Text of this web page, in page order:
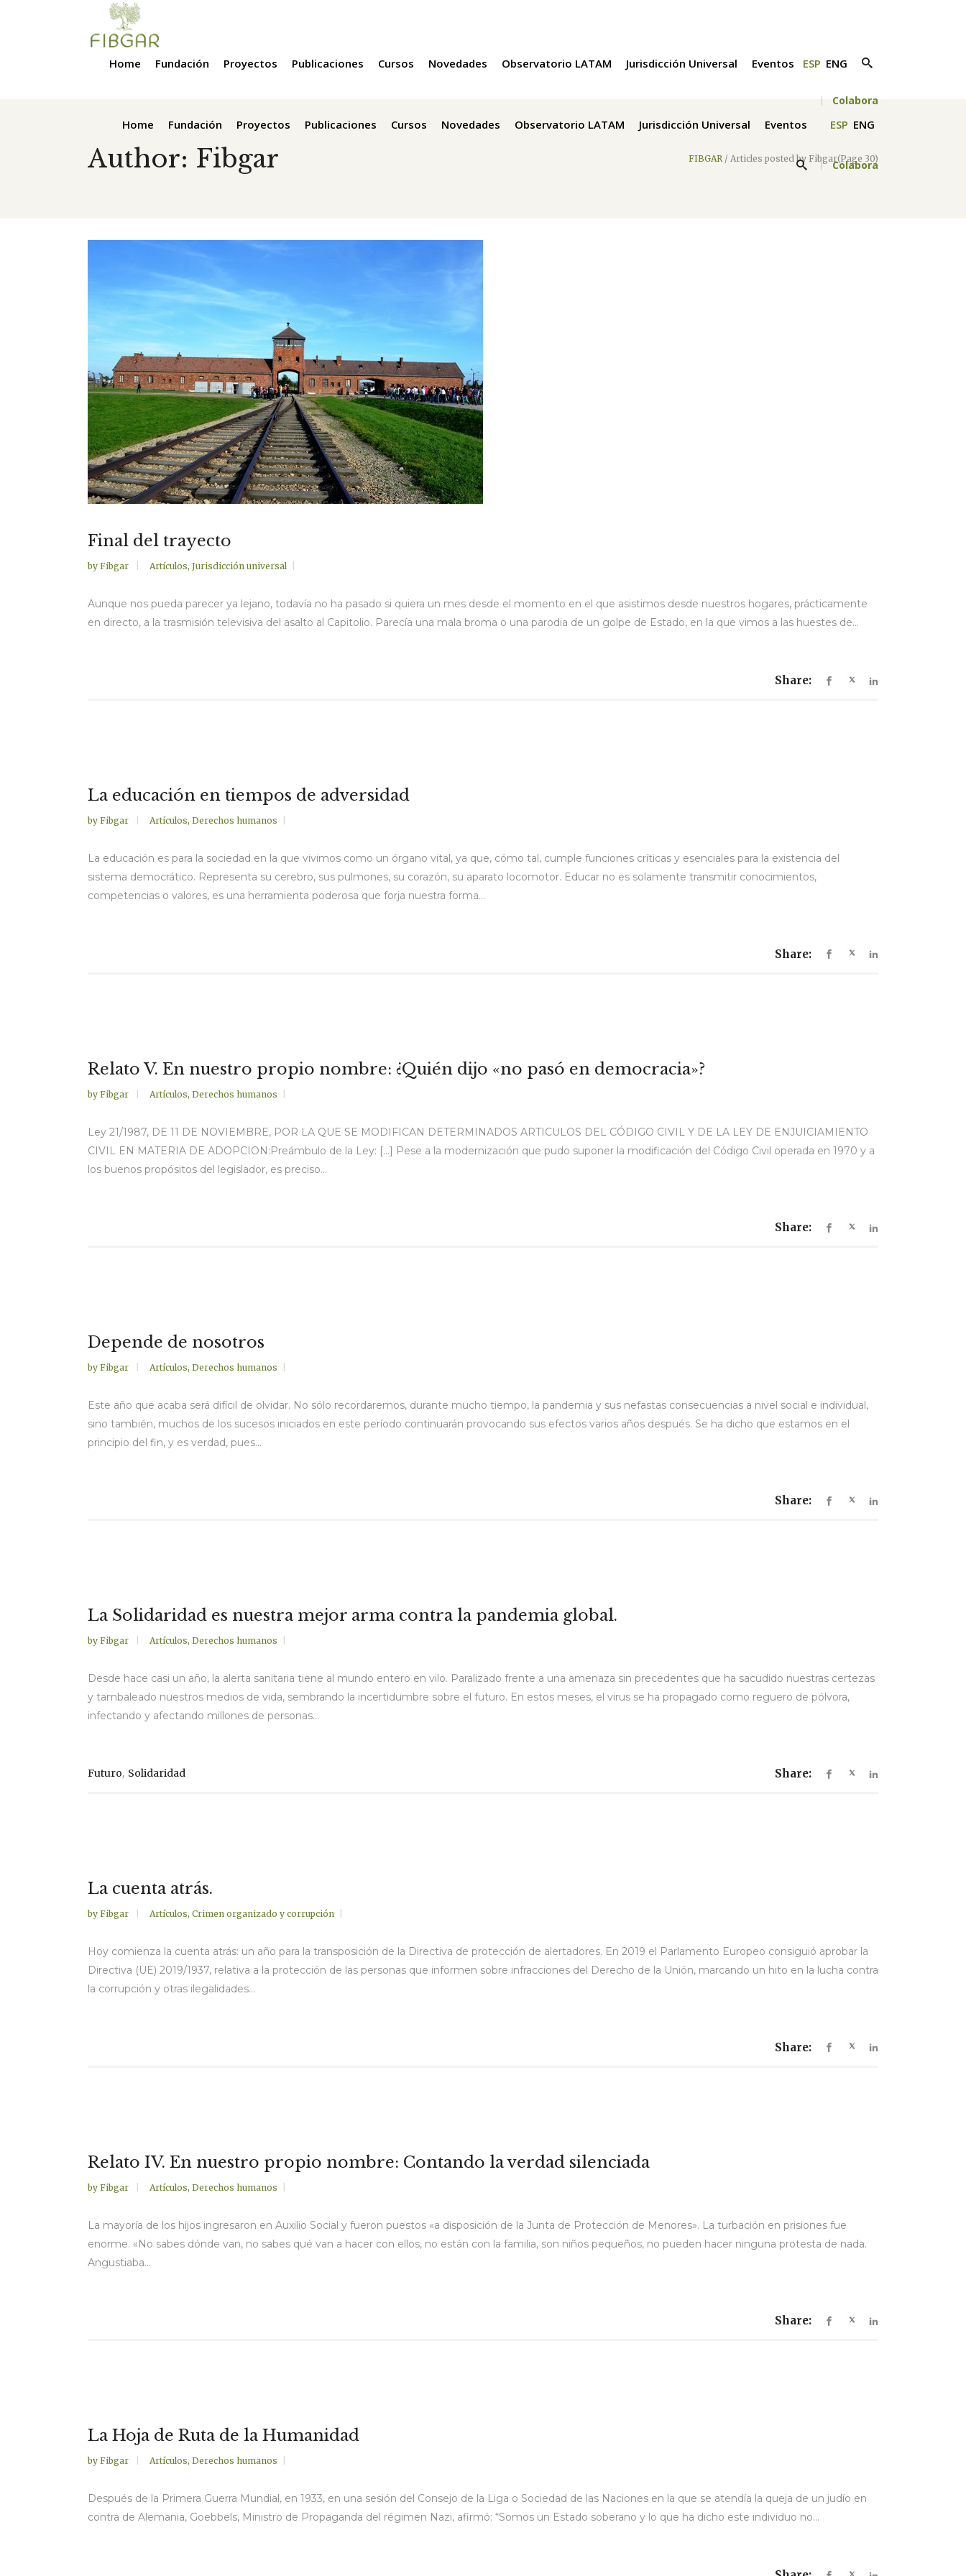
Home Fundación Proyectos Publicaciones Cursos Novedades Observatorio LATAM Jurisdicción Universal Eventos ESP ENG
Colabora
Home Fundación Proyectos Publicaciones Cursos Novedades Observatorio LATAM Jurisdicción Universal Eventos ESP ENG
Colabora
Author: Fibgar FIBGAR / Articles posted by Fibgar(Page 30)
Final del trayecto
by Fibgar Artículos, Jurisdicción universal
Aunque nos pueda parecer ya lejano, todavía no ha pasado si quiera un mes desde el momento en el que asistimos desde nuestros hogares, prácticamente
en directo, a la trasmisión televisiva del asalto al Capitolio. Parecía una mala broma o una parodia de un golpe de Estado, en la que vimos a las huestes de...
Share:
La educación en tiempos de adversidad
by Fibgar Artículos, Derechos humanos
La educación es para la sociedad en la que vivimos como un órgano vital, ya que, cómo tal, cumple funciones críticas y esenciales para la existencia del
sistema democrático. Representa su cerebro, sus pulmones, su corazón, su aparato locomotor. Educar no es solamente transmitir conocimientos,
competencias o valores, es una herramienta poderosa que forja nuestra forma...
Share:
Relato V. En nuestro propio nombre: ¿Quién dijo «no pasó en democracia»?
by Fibgar Artículos, Derechos humanos
Ley 21/1987, DE 11 DE NOVIEMBRE, POR LA QUE SE MODIFICAN DETERMINADOS ARTICULOS DEL CÓDIGO CIVIL Y DE LA LEY DE ENJUICIAMIENTO
CIVIL EN MATERIA DE ADOPCION:Preámbulo de la Ley: […] Pese a la modernización que pudo suponer la modificación del Código Civil operada en 1970 y a
los buenos propósitos del legislador, es preciso...
Share:
Depende de nosotros
by Fibgar Artículos, Derechos humanos
Este año que acaba será difícil de olvidar. No sólo recordaremos, durante mucho tiempo, la pandemia y sus nefastas consecuencias a nivel social e individual,
sino también, muchos de los sucesos iniciados en este período continuarán provocando sus efectos varios años después. Se ha dicho que estamos en el
principio del fin, y es verdad, pues...
Share:
La Solidaridad es nuestra mejor arma contra la pandemia global.
by Fibgar Artículos, Derechos humanos
Desde hace casi un año, la alerta sanitaria tiene al mundo entero en vilo. Paralizado frente a una amenaza sin precedentes que ha sacudido nuestras certezas
y tambaleado nuestros medios de vida, sembrando la incertidumbre sobre el futuro. En estos meses, el virus se ha propagado como reguero de pólvora,
infectando y afectando millones de personas...
Futuro, Solidaridad Share:
La cuenta atrás.
by Fibgar Artículos, Crimen organizado y corrupción
Hoy comienza la cuenta atrás: un año para la transposición de la Directiva de protección de alertadores. En 2019 el Parlamento Europeo consiguió aprobar la
Directiva (UE) 2019/1937, relativa a la protección de las personas que informen sobre infracciones del Derecho de la Unión, marcando un hito en la lucha contra
la corrupción y otras ilegalidades...
Share:
Relato IV. En nuestro propio nombre: Contando la verdad silenciada
by Fibgar Artículos, Derechos humanos
La mayoría de los hijos ingresaron en Auxilio Social y fueron puestos «a disposición de la Junta de Protección de Menores». La turbación en prisiones fue
enorme. «No sabes dónde van, no sabes qué van a hacer con ellos, no están con la familia, son niños pequeños, no pueden hacer ninguna protesta de nada.
Angustiaba...
Share:
La Hoja de Ruta de la Humanidad
by Fibgar Artículos, Derechos humanos
Después de la Primera Guerra Mundial, en 1933, en una sesión del Consejo de la Liga o Sociedad de las Naciones en la que se atendía la queja de un judío en
contra de Alemania, Goebbels, Ministro de Propaganda del régimen Nazi, afirmó: “Somos un Estado soberano y lo que ha dicho este individuo no...